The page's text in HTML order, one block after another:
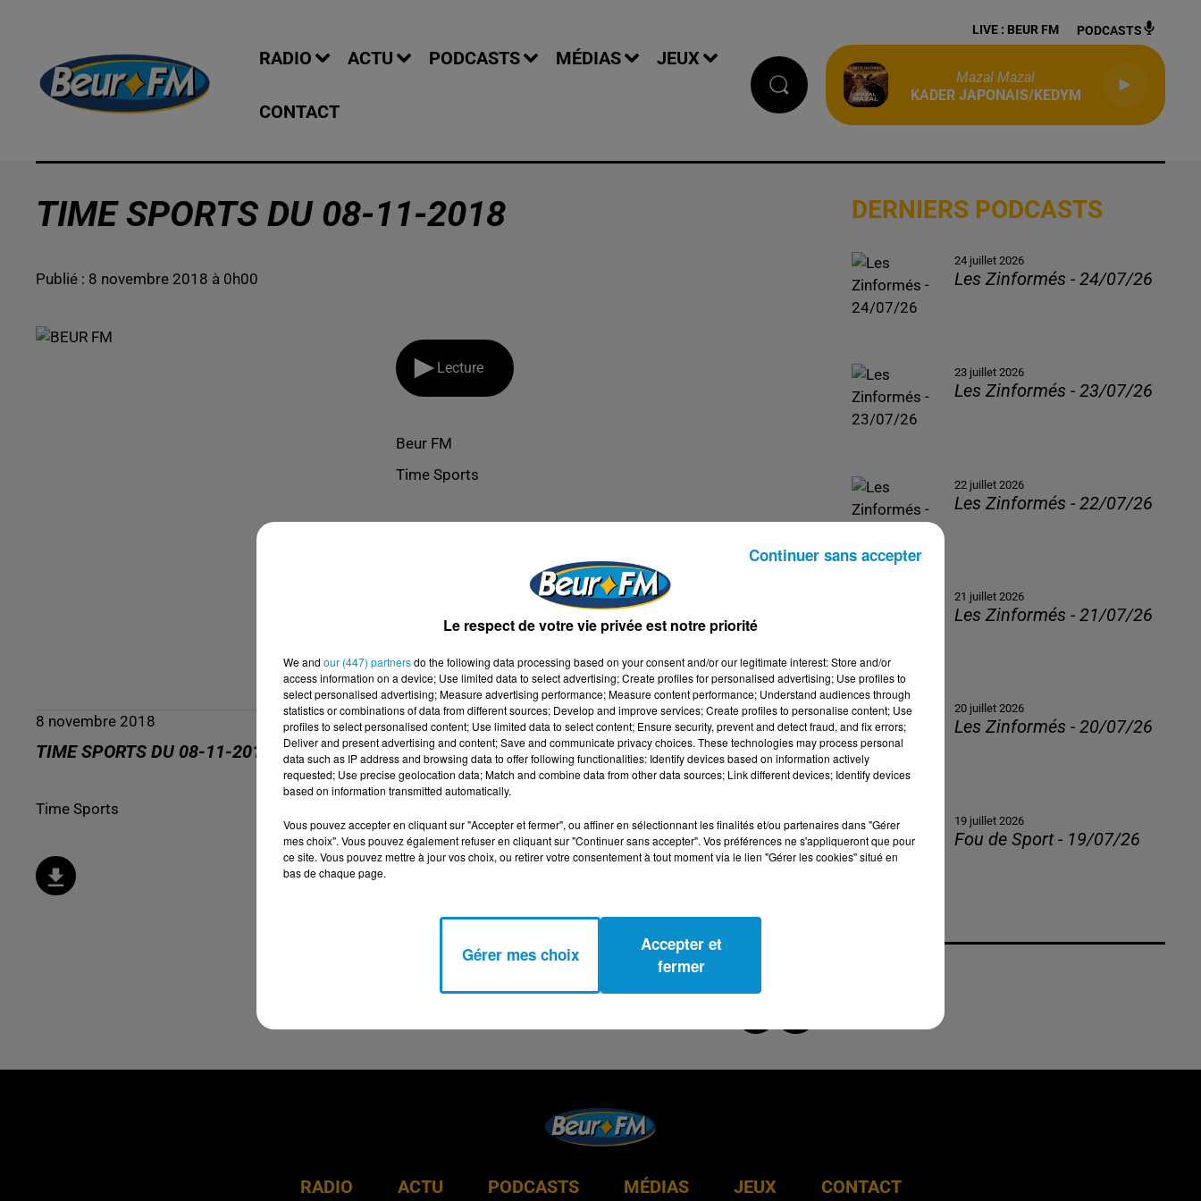
RADIO ACTU PODCASTS MÉDIAS JEUX
CONTACT
LIVE : BEUR FM PODCASTS
Mazal Mazal
KADER JAPONAIS/KEDYM
TIME SPORTS DU 08-11-2018
Publié : 8 novembre 2018 à 0h00
Lecture
Beur FM
Time Sports
8 novembre 2018
TIME SPORTS DU 08-11-2018
Time Sports
DERNIERS PODCASTS
24 juillet 2026
Les Zinformés - 24/07/26
23 juillet 2026
Les Zinformés - 23/07/26
22 juillet 2026
Les Zinformés - 22/07/26
21 juillet 2026
Les Zinformés - 21/07/26
20 juillet 2026
Les Zinformés - 20/07/26
19 juillet 2026
Fou de Sport - 19/07/26
RADIO ACTU PODCASTS MÉDIAS JEUX CONTACT
Le respect de votre vie privée est notre priorité
We and our (447) partnersdo the following data processing based on your consent and/or our legitimate interest: Store and/or
access information on a device; Use limited data to select advertising; Create profiles for personalised advertising; Use profiles to
select personalised advertising; Measure advertising performance; Measure content performance; Understand audiences through
statistics or combinations of data from different sources; Develop and improve services; Create profiles to personalise content; Use
profiles to select personalised content; Use limited data to select content; Ensure security, prevent and detect fraud, and fix errors;
Deliver and present advertising and content; Save and communicate privacy choices. These technologies may process personal
data such as IP address and browsing data to offer following functionalities: Identify devices based on information actively
requested; Use precise geolocation data; Match and combine data from other data sources; Link different devices; Identify devices
based on information transmitted automatically.
Vous pouvez accepter en cliquant sur "Accepter et fermer", ou affiner en sélectionnant les finalités et/ou partenaires dans "Gérer
mes choix". Vous pouvez également refuser en cliquant sur "Continuer sans accepter". Vos préférences ne s'appliqueront que pour
ce site. Vous pouvez mettre à jour vos choix, ou retirer votre consentement à tout moment via le lien "Gérer les cookies" situé en
bas de chaque page.
Gérer mes choix
Accepter et
fermer
Continuer sans accepter